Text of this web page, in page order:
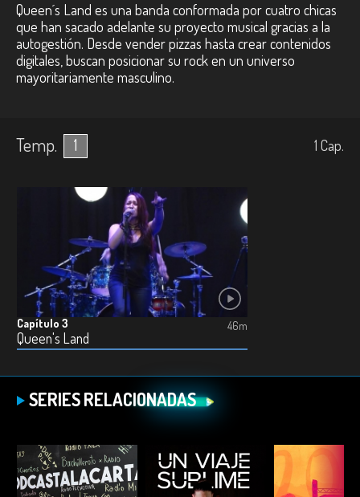
Queen´s Land es una banda conformada por cuatro chicas
que han sacado adelante su proyecto musical gracias a la
autogestión. Desde vender pizzas hasta crear contenidos
digitales, buscan posicionar su rock en un universo
mayoritariamente masculino.
Temp. 1 1 Cap.
Capítulo 3
Queen's Land
46m
SERIES RELACIONADAS